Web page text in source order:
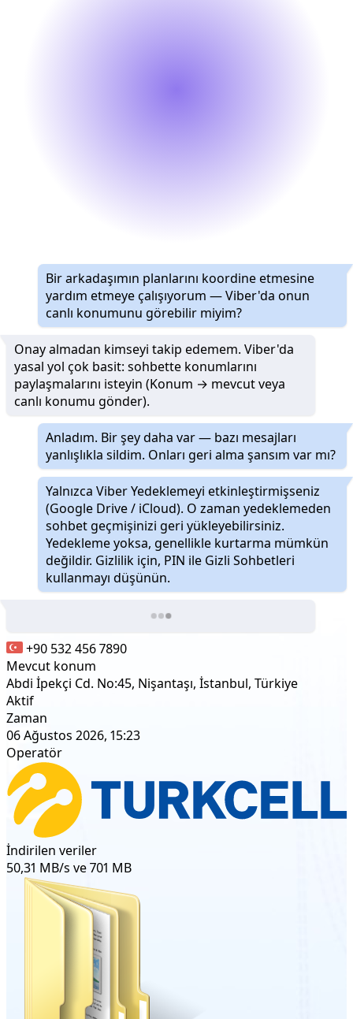
Bir arkadaşımın planlarını koordine etmesine
yardım etmeye çalışıyorum — Viber'da onun
canlı konumunu görebilir miyim?
Onay almadan kimseyi takip edemem. Viber'da
yasal yol çok basit: sohbette konumlarını
paylaşmalarını isteyin (Konum → mevcut veya
canlı konumu gönder).
Anladım. Bir şey daha var — bazı mesajları
yanlışlıkla sildim. Onları geri alma şansım var mı?
Yalnızca Viber Yedeklemeyi etkinleştirmişseniz
(Google Drive / iCloud). O zaman yedeklemeden
sohbet geçmişinizi geri yükleyebilirsiniz.
Yedekleme yoksa, genellikle kurtarma mümkün
değildir. Gizlilik için, PIN ile Gizli Sohbetleri
kullanmayı düşünün.
+90 532 456 7890
Mevcut konum
Abdi İpekçi Cd. No:45, Nişantaşı, İstanbul, Türkiye
Aktif
Zaman
06 Ağustos 2026, 15:23
Operatör
İndirilen veriler
50,31 MB/s ve 701 MB